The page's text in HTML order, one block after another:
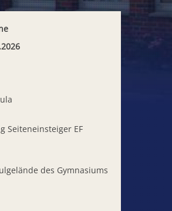
Seiteneinsteiger EF
des Gymnasiums